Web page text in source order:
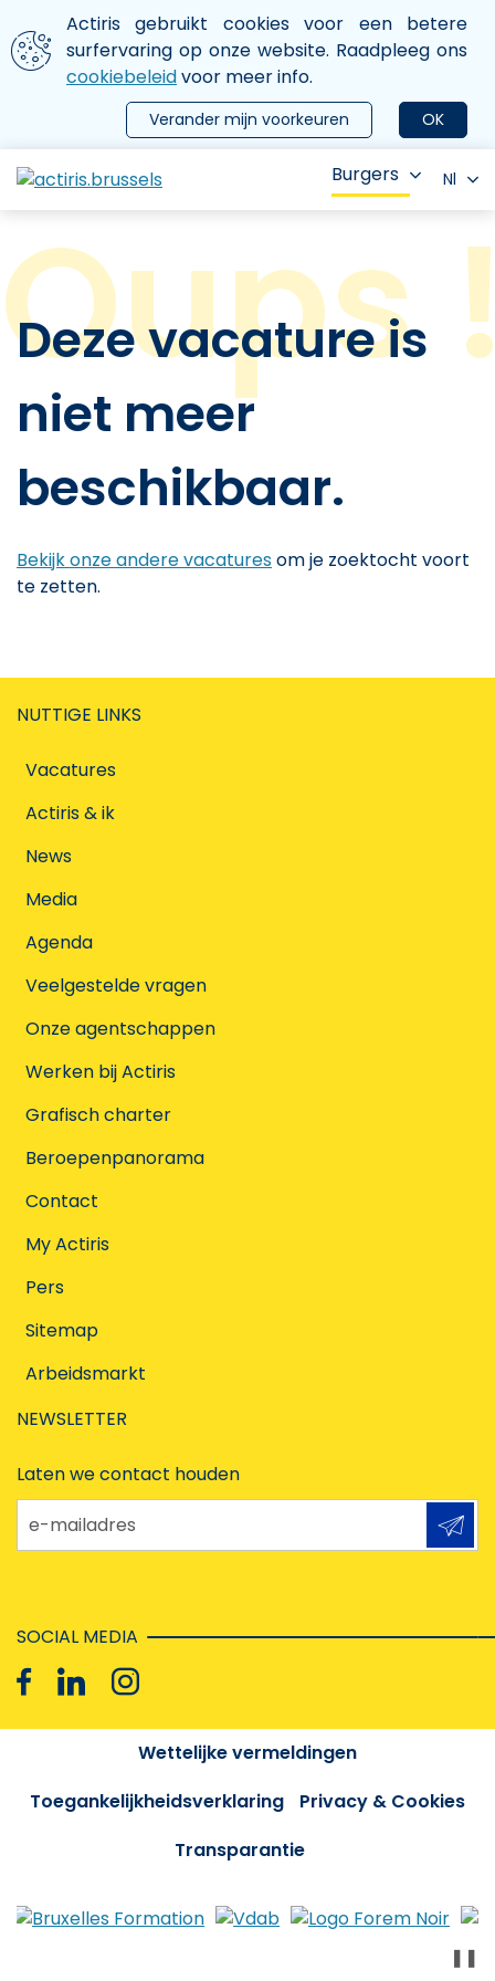
Aller au contenu principal
We gebruiken cookies
Actiris gebruikt cookies voor een betere
surfervaring op onze website. Raadpleeg ons
cookiebeleidvoor meer info.
OK
Verander mijn voorkeuren
le menu
Burgers Nl
Deze vacature is
niet meer
beschikbaar.
Bekijk onze andere vacaturesom je zoektocht voort
te zetten.
NUTTIGE LINKS
Vacatures
Actiris & ik
News
Media
Agenda
Veelgestelde vragen
Onze agentschappen
Werken bij Actiris
Grafisch charter
Beroepenpanorama
Contact
My Actiris
Pers
Sitemap
Arbeidsmarkt
NEWSLETTER
Laten we contact houden
e-mailadres
SOCIAL MEDIA
Wettelijke vermeldingen
Toegankelijkheidsverklaring
Privacy & Cookies
Transparantie
❚❚